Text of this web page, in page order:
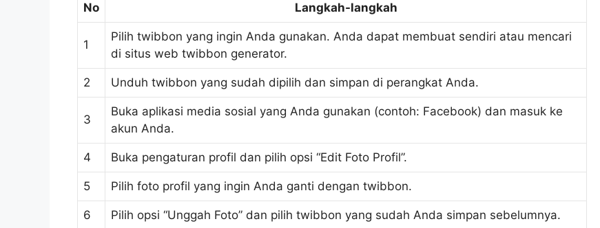
No Langkah-langkah
1
Pilih twibbon yang ingin Anda gunakan. Anda dapat membuat sendiri atau mencari
di situs web twibbon generator.
2 Unduh twibbon yang sudah dipilih dan simpan di perangkat Anda.
3
Buka aplikasi media sosial yang Anda gunakan (contoh: Facebook) dan masuk ke
akun Anda.
4 Buka pengaturan profil dan pilih opsi “Edit Foto Profil”.
5 Pilih foto profil yang ingin Anda ganti dengan twibbon.
6 Pilih opsi “Unggah Foto” dan pilih twibbon yang sudah Anda simpan sebelumnya.